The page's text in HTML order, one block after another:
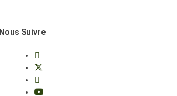
Nous Suivre